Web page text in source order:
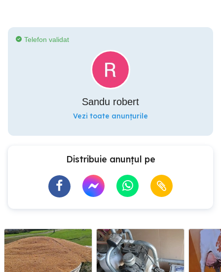
Telefon validat
Sandu robert
Vezi toate anunțurile
Distribuie anunțul pe